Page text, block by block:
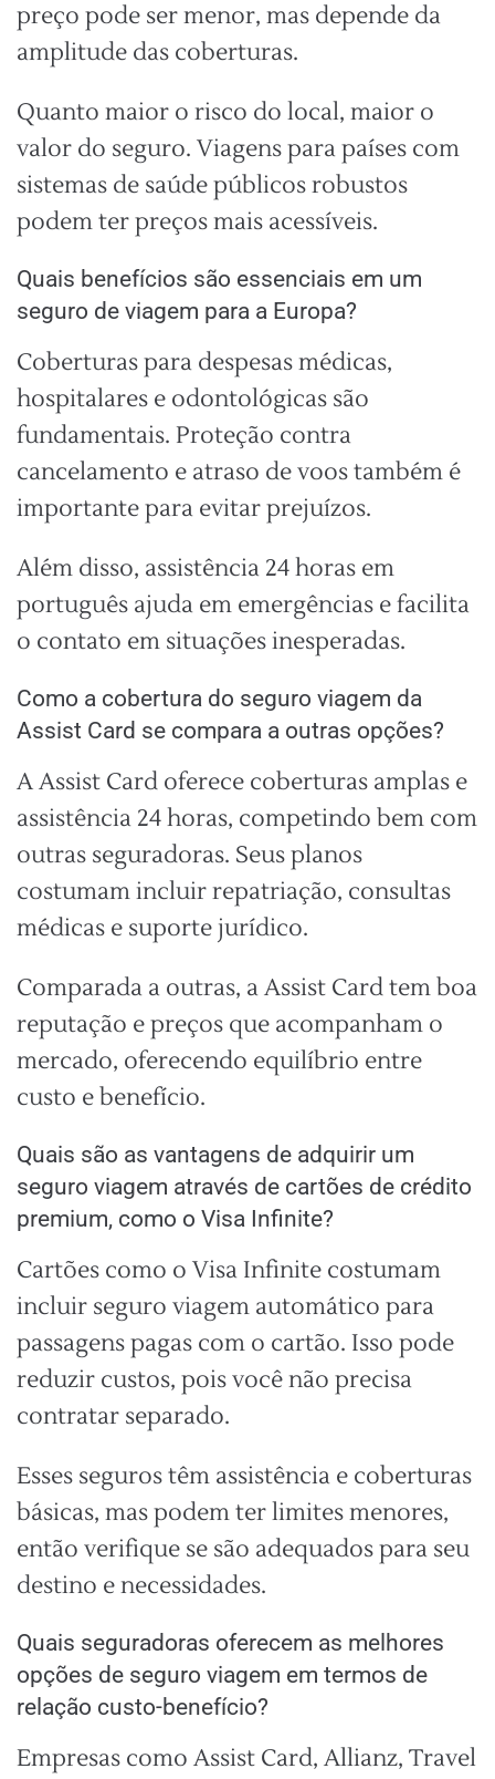
preço pode ser menor, mas depende da
amplitude das coberturas.
Quanto maior o risco do local, maior o
valor do seguro. Viagens para países com
sistemas de saúde públicos robustos
podem ter preços mais acessíveis.
Quais benefícios são essenciais em um
seguro de viagem para a Europa?
Coberturas para despesas médicas,
hospitalares e odontológicas são
fundamentais. Proteção contra
cancelamento e atraso de voos também é
importante para evitar prejuízos.
Além disso, assistência 24 horas em
português ajuda em emergências e facilita
o contato em situações inesperadas.
Como a cobertura do seguro viagem da
Assist Card se compara a outras opções?
A Assist Card oferece coberturas amplas e
assistência 24 horas, competindo bem com
outras seguradoras. Seus planos
costumam incluir repatriação, consultas
médicas e suporte jurídico.
Comparada a outras, a Assist Card tem boa
reputação e preços que acompanham o
mercado, oferecendo equilíbrio entre
custo e benefício.
Quais são as vantagens de adquirir um
seguro viagem através de cartões de crédito
premium, como o Visa Infinite?
Cartões como o Visa Infinite costumam
incluir seguro viagem automático para
passagens pagas com o cartão. Isso pode
reduzir custos, pois você não precisa
contratar separado.
Esses seguros têm assistência e coberturas
básicas, mas podem ter limites menores,
então verifique se são adequados para seu
destino e necessidades.
Quais seguradoras oferecem as melhores
opções de seguro viagem em termos de
relação custo-benefício?
Empresas como Assist Card, Allianz, Travel